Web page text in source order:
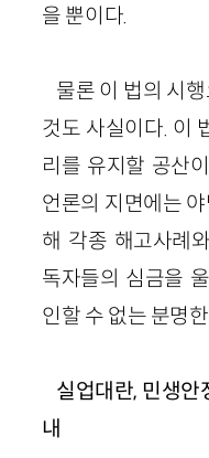
을 뿐이다.
물론 이 법의 시
것도 사실이다. 이
리를 유지할 공산
언론의 지면에는
해 각종 해고사례
독자들의 심금을
인할 수 없는 분명
실업대란, 민생안
내